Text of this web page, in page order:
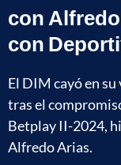
con
con
El DIM cayó en
tras el
Betplay II-2024,
Alfredo Arias.